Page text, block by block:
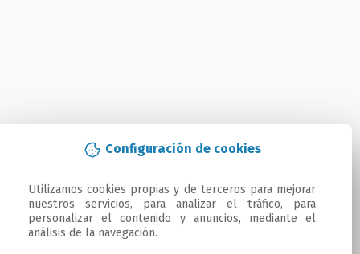
Configuración de cookies
Utilizamos cookies propias y de terceros para mejorar
nuestros servicios, para analizar el tráfico, para
personalizar el contenido y anuncios, mediante el
análisis de la navegación.